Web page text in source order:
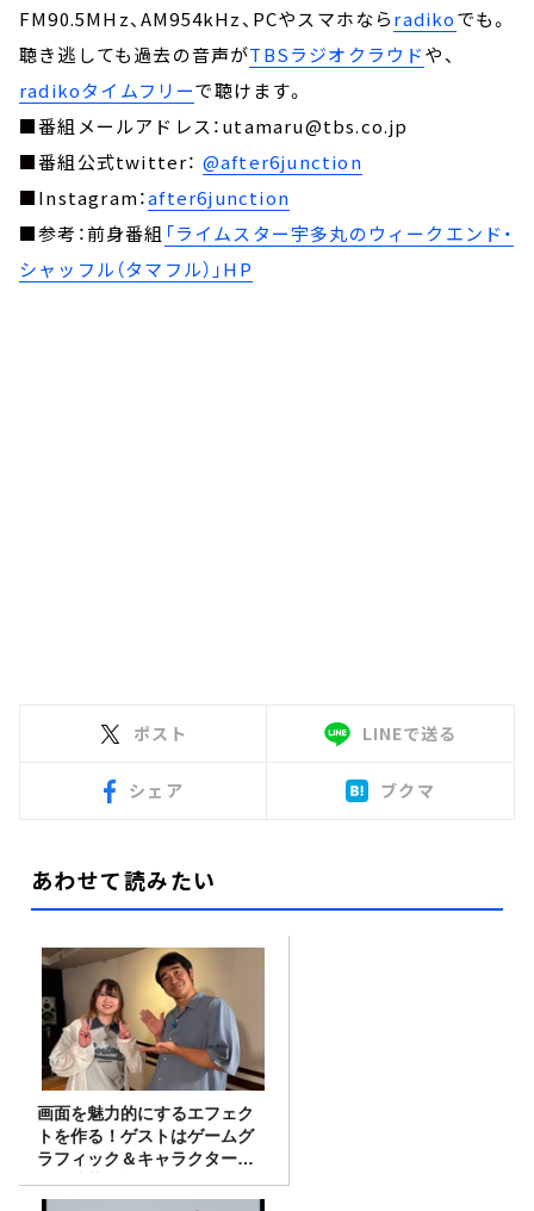
FM90.5MHz、AM954kHz、PCやスマホならradikoでも。
聴き逃しても過去の音声がTBSラジオクラウドや、
radikoタイムフリーで聴けます。
■番組メールアドレス：utamaru@tbs.co.jp
■番組公式twitter： @after6junction
■Instagram：after6junction
■参考：前身番組 「ライムスター宇多丸のウィークエンド・
シャッフル（タマフル）」HP
ポスト LINEで送る
シェア ブクマ
あわせて読みたい
画面を魅力的にするエフェク
トを作る！ゲストはゲームグ
ラフィック＆キャラクター専
攻の遠藤里桜さん！